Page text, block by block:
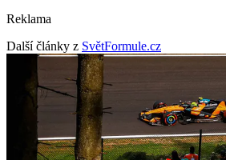
Reklama
Další články z SvětFormule.cz